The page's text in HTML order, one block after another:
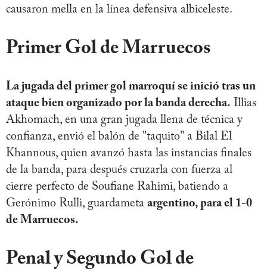
causaron mella en la línea defensiva albiceleste.
Primer Gol de Marruecos
La jugada del primer gol marroquí se inició tras un
ataque bien organizado por la banda derecha. Illias
Akhomach, en una gran jugada llena de técnica y
confianza, envió el balón de "taquito" a Bilal El
Khannous, quien avanzó hasta las instancias finales
de la banda, para después cruzarla con fuerza al
cierre perfecto de Soufiane Rahimi, batiendo a
Gerónimo Rulli, guardameta argentino, para el 1-0
de Marruecos.
Penal y Segundo Gol de